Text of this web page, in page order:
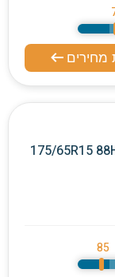
מחירים
175/65R15
85